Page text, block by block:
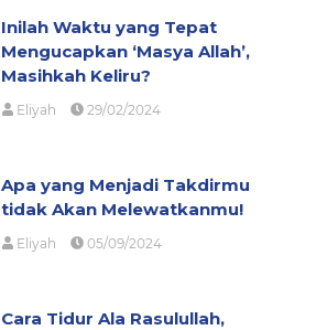
Inilah Waktu yang Tepat
Mengucapkan ‘Masya Allah’,
Masihkah Keliru?
Eliyah 29/02/2024
Apa yang Menjadi Takdirmu
tidak Akan Melewatkanmu!
Eliyah 05/09/2024
Cara Tidur Ala Rasulullah,